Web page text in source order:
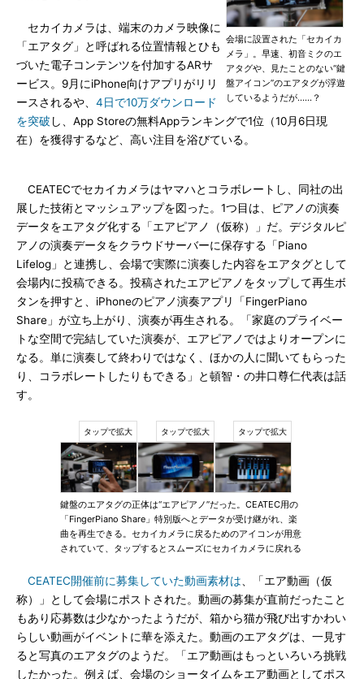
会場に設置された「セカイカ
メラ」。早速、初音ミクのエ
アタグや、見たことのない“鍵
盤アイコン”のエアタグが浮遊
しているようだが……？
セカイカメラは、端末のカメラ映像に
「エアタグ」と呼ばれる位置情報とひも
づいた電子コンテンツを付加するARサ
ービス。9月にiPhone向けアプリがリリ
ースされるや、 4日で10万ダウンロード
を突破 し、App Storeの無料Appランキングで1位（10月6日現
在）を獲得するなど、高い注目を浴びている。
CEATECでセカイカメラはヤマハとコラボレートし、同社の出
展した技術とマッシュアップを図った。1つ目は、ピアノの演奏
データをエアタグ化する「エアピアノ（仮称）」だ。デジタルピ
アノの演奏データをクラウドサーバーに保存する「Piano
Lifelog」と連携し、会場で実際に演奏した内容をエアタグとして
会場内に投稿できる。投稿されたエアピアノをタップして再生ボ
タンを押すと、iPhoneのピアノ演奏アプリ「FingerPiano
Share」が立ち上がり、演奏が再生される。「家庭のプライベー
トな空間で完結していた演奏が、エアピアノではよりオープンに
なる。単に演奏して終わりではなく、ほかの人に聞いてもらった
り、コラボレートしたりもできる」と頓智・の井口尊仁代表は話
す。
鍵盤のエアタグの正体は“エアピアノ”だった。CEATEC用の
「FingerPiano Share」特別版へとデータが受け継がれ、楽
曲を再生できる。セカイカメラに戻るためのアイコンが用意
されていて、タップするとスムーズにセカイカメラに戻れる
CEATEC開催前に募集していた動画素材は 、「エア動画（仮
称）」として会場にポストされた。動画の募集が直前だったこと
もあり応募数は少なかったようだが、箱から猫が飛び出すかわい
らしい動画がイベントに華を添えた。動画のエアタグは、一見す
ると写真のエアタグのようだ。「エア動画はもっといろいろ挑戦
したかった。例えば、会場のショータイムをエア動画としてポス